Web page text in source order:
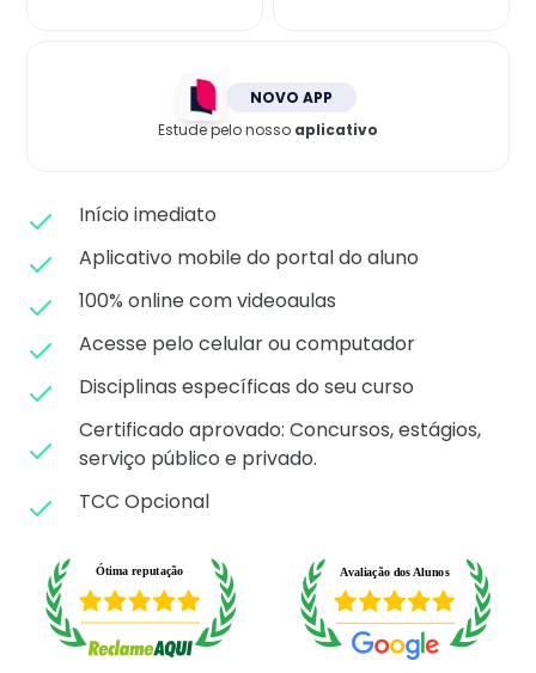
NOVO APP
Estude pelo nosso aplicativo
Início imediato
Aplicativo mobile do portal do aluno
100% online com videoaulas
Acesse pelo celular ou computador
Disciplinas específicas do seu curso
Certificado aprovado: Concursos, estágios,
serviço público e privado.
TCC Opcional